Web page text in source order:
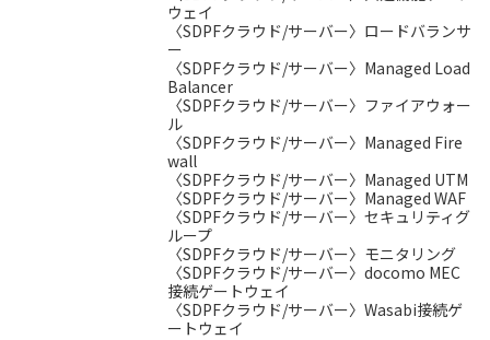
ウェイ
〈SDPFクラウド/サーバー〉ロードバランサ
ー
〈SDPFクラウド/サーバー〉Managed Load
Balancer
〈SDPFクラウド/サーバー〉ファイアウォー
ル
〈SDPFクラウド/サーバー〉Managed Fire
wall
〈SDPFクラウド/サーバー〉Managed UTM
〈SDPFクラウド/サーバー〉Managed WAF
〈SDPFクラウド/サーバー〉セキュリティグ
ループ
〈SDPFクラウド/サーバー〉モニタリング
〈SDPFクラウド/サーバー〉docomo MEC
接続ゲートウェイ
〈SDPFクラウド/サーバー〉Wasabi接続ゲ
ートウェイ